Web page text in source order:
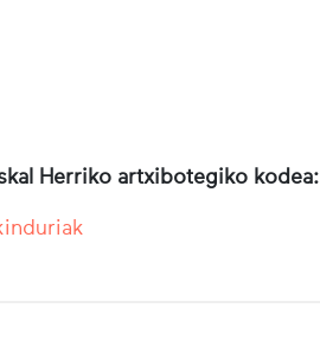
Herriko artxibotegiko kodea: